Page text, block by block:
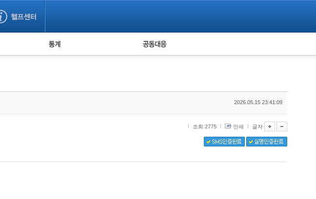
누적 피해사례 통계 피해자 공동대응
2026.05.15 23:41:09
조회 2775 인쇄 글자